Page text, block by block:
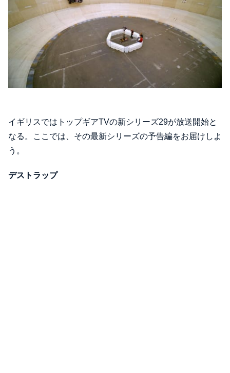
イギリスではトップギアTVの新シリーズ29が放送開始と
なる。ここでは、その最新シリーズの予告編をお届けしよ
う。
デストラップ